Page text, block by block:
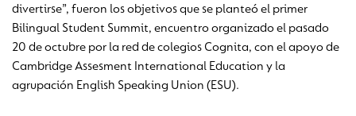
divertirse”, fueron los objetivos que se planteó el primer
Bilingual Student Summit, encuentro organizado el pasado
20 de octubre por la red de colegios Cognita, con el apoyo de
Cambridge Assesment International Education y la
agrupación English Speaking Union (ESU).